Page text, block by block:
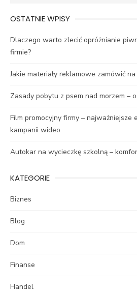
OSTATNIE WPISY
Dlaczego warto zlecić opróżnianie
firmie?
Jakie materiały reklamowe zamówić
Zasady pobytu z psem nad morzem –
Film promocyjny firmy – najważniejsze
kampanii wideo
Autokar na wycieczkę szkolną –
KATEGORIE
Biznes
Blog
Dom
Finanse
Handel